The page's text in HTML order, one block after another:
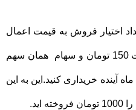
اختیار فروش به قیمت اعمال
1000 تومانی یک سهم را به قیمت 150 تومان و سهام همان سهم
سه ماه آینده خریداری کنید.این به این